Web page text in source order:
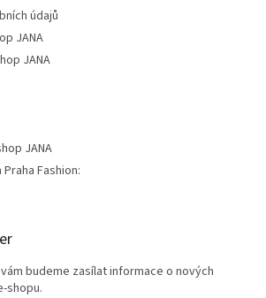
údajů
JANA
JANA
JANA
Fashion:
budeme zasílat informace o nových
shopu.